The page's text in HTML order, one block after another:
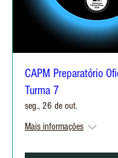
CAPM Preparatório
Turma 7
seg., 26 de out.
Mais informações